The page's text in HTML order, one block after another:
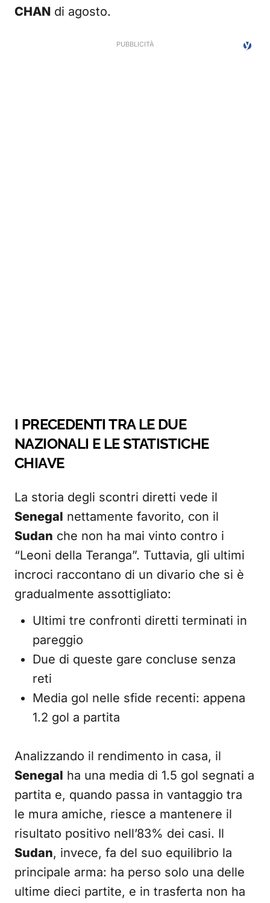
CHAN di agosto.
I PRECEDENTI TRA LE DUE
NAZIONALI E LE STATISTICHE
CHIAVE
La storia degli scontri diretti vede il
Senegal nettamente favorito, con il
Sudan che non ha mai vinto contro i
“Leoni della Teranga”. Tuttavia, gli ultimi
incroci raccontano di un divario che si è
gradualmente assottigliato:
Ultimi tre confronti diretti terminati in
pareggio
Due di queste gare concluse senza
reti
Media gol nelle sfide recenti: appena
1.2 gol a partita
Analizzando il rendimento in casa, il
Senegal ha una media di 1.5 gol segnati a
partita e, quando passa in vantaggio tra
le mura amiche, riesce a mantenere il
risultato positivo nell’83% dei casi. Il
Sudan, invece, fa del suo equilibrio la
principale arma: ha perso solo una delle
ultime dieci partite, e in trasferta non ha